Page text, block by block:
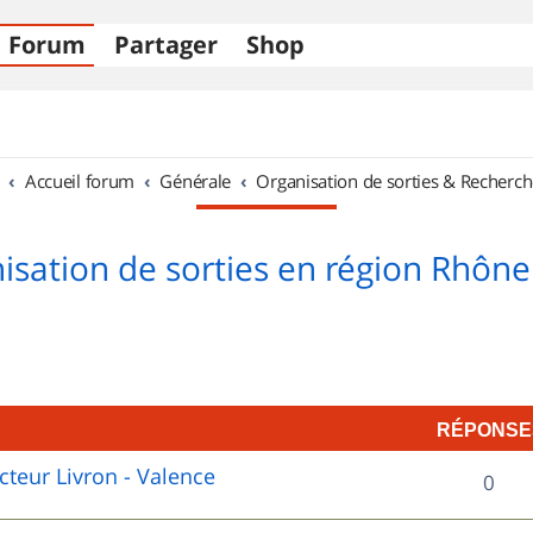
Forum Partager Shop
Accueil forum
Générale Organisation de sorties &
de sorties en région
Livron - Valence 0R
é